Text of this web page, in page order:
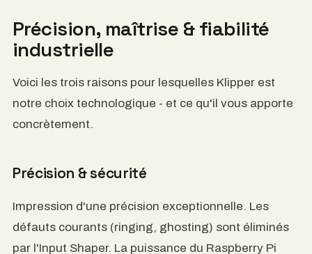
Précision, maîtrise & fiabilité
industrielle
Voici les trois raisons pour lesquelles Klipper est
notre choix technologique - et ce qu'il vous apporte
concrètement.
Précision & sécurité
Impression d'une précision exceptionnelle. Les
défauts courants (ringing, ghosting) sont éliminés
par l'Input Shaper. La puissance du Raspberry Pi